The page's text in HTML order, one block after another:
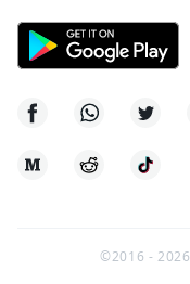
©2016 -2026